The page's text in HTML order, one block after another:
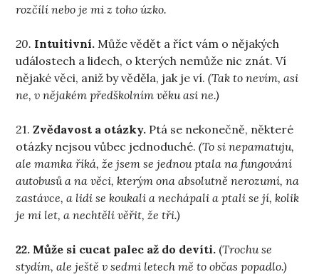
rozčílí nebo je mi z toho úzko.
20. Intuitivní. Může vědět a říct vám o nějakých
událostech a lidech, o kterých nemůže nic znát. Ví
nějaké věci, aniž by věděla, jak je ví.(Tak to nevím, asi
ne, v nějakém předškolním věku asi ne.)
21.Zvědavost a otázky. Ptá se nekonečně, některé
otázky nejsou vůbec jednoduché.(To si nepamatuju,
ale mamka říká, že jsem se jednou ptala na fungování
autobusů a na věci, kterým ona absolutně nerozumí, na
zastávce, a lidi se koukali a nechápali a ptali se jí, kolik
je mi let, a nechtěli věřit, že tři.)
22. Může si cucat palec až do devíti. (Trochu se
stydím, ale ještě v sedmi letech mě to občas popadlo.)